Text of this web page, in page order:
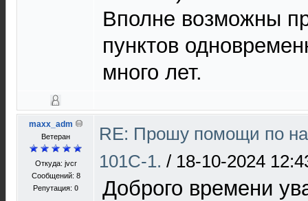
Вполне возможны
пунктов
много лет.
maxx_adm
Ветеран
Откуда: jvcr
Сообщений: 8
Репутация: 0
RE: Прошу помощи по
101С-1. / 18-10-2024
Доброго времени